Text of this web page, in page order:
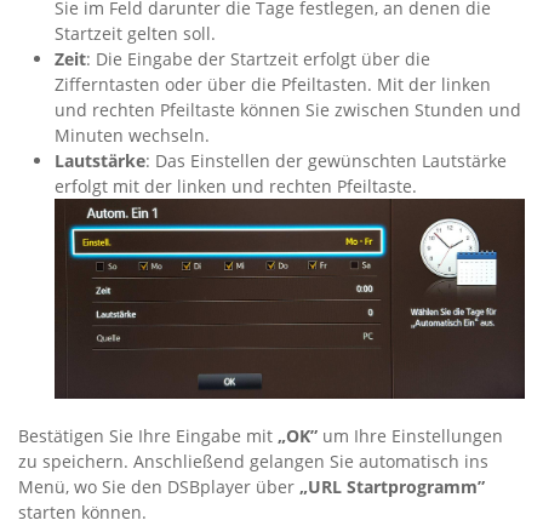
Sie im Feld darunter die Tage festlegen, an denen die
Startzeit gelten soll.
Zeit: Die Eingabe der Startzeit erfolgt über die
Zifferntasten oder über die Pfeiltasten. Mit der linken
und rechten Pfeiltaste können Sie zwischen Stunden und
Minuten wechseln.
Lautstärke: Das Einstellen der gewünschten Lautstärke
erfolgt mit der linken und rechten Pfeiltaste.
Bestätigen Sie Ihre Eingabe mit „OK” um Ihre Einstellungen
zu speichern. Anschließend gelangen Sie automatisch ins
Menü, wo Sie den DSBplayer über „URL Startprogramm”
starten können.